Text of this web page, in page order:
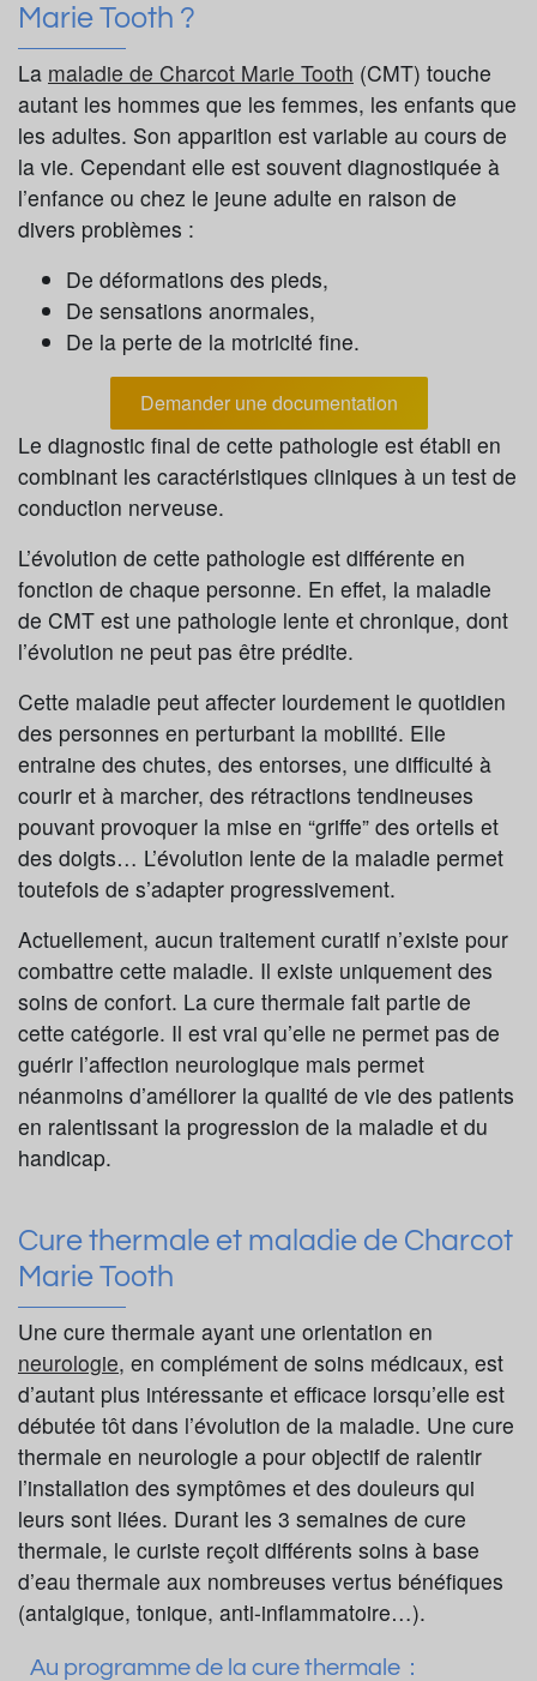
Marie Tooth ?
La maladie de Charcot Marie Tooth (CMT) touche
autant les hommes que les femmes, les enfants que
les adultes. Son apparition est variable au cours de
la vie. Cependant elle est souvent diagnostiquée à
l’enfance ou chez le jeune adulte en raison de
divers problèmes :
De déformations des pieds,
De sensations anormales,
De la perte de la motricité fine.
Demander une documentation
Le diagnostic final de cette pathologie est établi en
combinant les caractéristiques cliniques à un test de
conduction nerveuse.
L’évolution de cette pathologie est différente en
fonction de chaque personne. En effet, la maladie
de CMT est une pathologie lente et chronique, dont
l’évolution ne peut pas être prédite.
Cette maladie peut affecter lourdement le quotidien
des personnes en perturbant la mobilité. Elle
entraine des chutes, des entorses, une difficulté à
courir et à marcher, des rétractions tendineuses
pouvant provoquer la mise en “griffe” des orteils et
des doigts… L’évolution lente de la maladie permet
toutefois de s’adapter progressivement.
Actuellement, aucun traitement curatif n’existe pour
combattre cette maladie. Il existe uniquement des
soins de confort. La cure thermale fait partie de
cette catégorie. Il est vrai qu’elle ne permet pas de
guérir l’affection neurologique mais permet
néanmoins d’améliorer la qualité de vie des patients
en ralentissant la progression de la maladie et du
handicap.
Cure thermale et maladie de Charcot
Marie Tooth
Une cure thermale ayant une orientation en
neurologie, en complément de soins médicaux, est
d’autant plus intéressante et efficace lorsqu’elle est
débutée tôt dans l’évolution de la maladie. Une cure
thermale en neurologie a pour objectif de ralentir
l’installation des symptômes et des douleurs qui
leurs sont liées. Durant les 3 semaines de cure
thermale, le curiste reçoit différents soins à base
d’eau thermale aux nombreuses vertus bénéfiques
(antalgique, tonique, anti-inflammatoire…).
Au programme de la cure thermale :